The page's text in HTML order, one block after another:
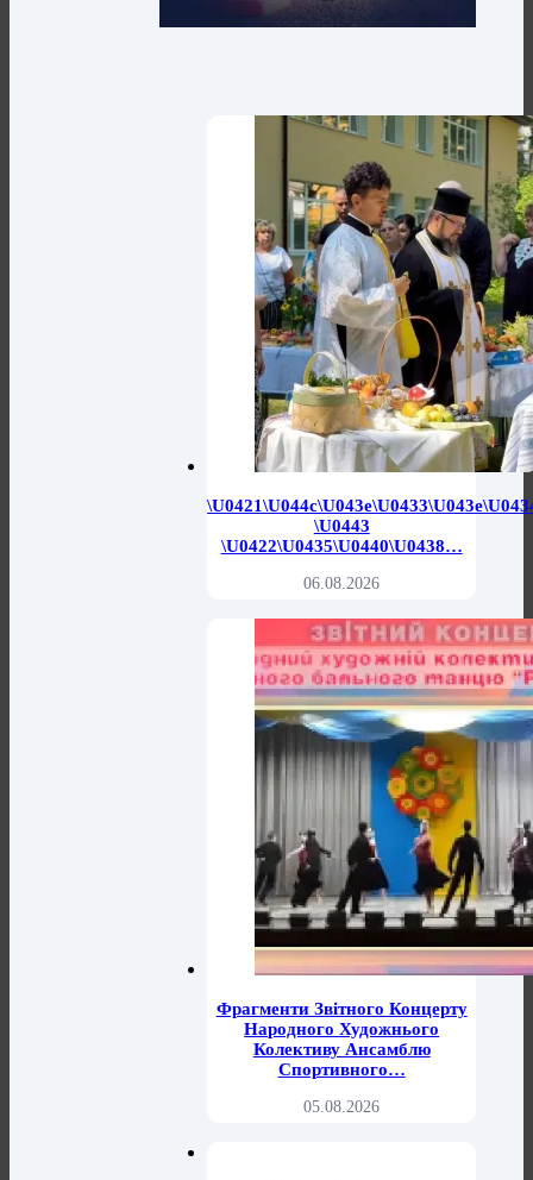
\u0443
\u0422\u0435\u0440\u0438…
06.08.2026
Фрагменти Звітного Концерту
Народного Художнього
Колективу Ансамблю
Спортивного…
05.08.2026